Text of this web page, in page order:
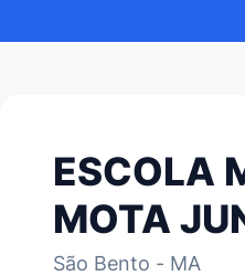
ESCOLA
MOTA
São Bento - MA